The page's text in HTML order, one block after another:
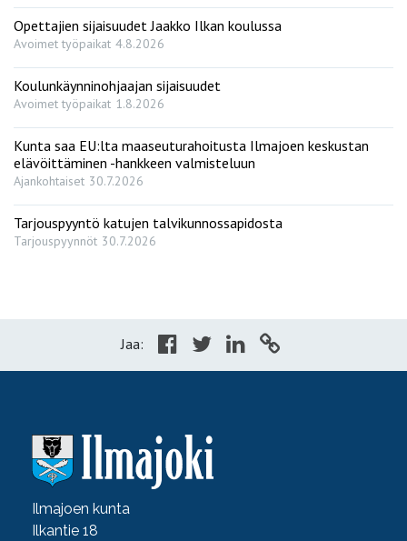
Opettajien sijaisuudet Jaakko Ilkan koulussa
Avoimet työpaikat 4.8.2026
Koulunkäynninohjaajan sijaisuudet
Avoimet työpaikat 1.8.2026
Kunta saa EU:lta maaseuturahoitusta Ilmajoen keskustan
elävöittäminen -hankkeen valmisteluun
Ajankohtaiset 30.7.2026
Tarjouspyyntö katujen talvikunnossapidosta
Tarjouspyynnöt 30.7.2026
Jaa:
Ilmajoen kunta
Ilkantie 18